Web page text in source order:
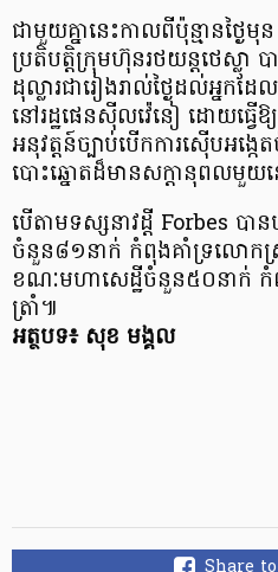
ជាមួយគ្នានេះកាលពីប៉ុន្មានថ្
ប្រតិបត្តិក្រុមហ៊ុនរថយន្តថេស្លា
ដុល្លារជារៀងរាល់ថ្ងៃដល់អ្នកដ
នៅរដ្ឋផេនស៊ីលវ៉េនៀ ដោយធ្វើឱ្យ
អនុវត្តន៍ច្បាប់បើកការស៊ើបអង្កេ
បោះឆ្នោតដ៏មានសក្ដានុពលមួយន
បើតាមទស្សនាវដ្ដី Forbes បា
ចំនួន៨១នាក់ កំពុងគាំទ្រលោក
ខណៈមហាសេដ្ឋីចំនួន៥០នាក់
ត្រាំ៕
អត្ថបទ៖ សុខ មង្គល